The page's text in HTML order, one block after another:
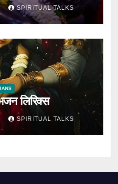
SPIRITUAL TALKS
भजन लिरिक्स
SPIRITUAL TALKS